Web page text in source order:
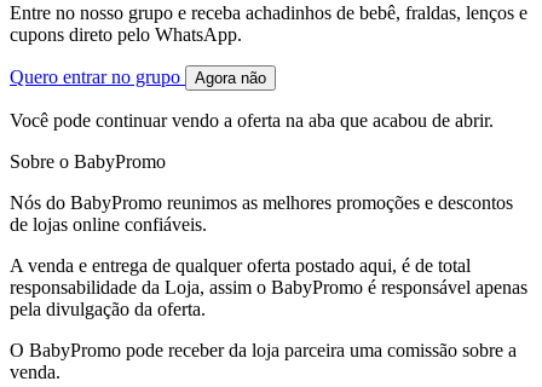
Entre no nosso grupo e receba achadinhos de bebê, fraldas, lenços e
cupons direto pelo WhatsApp.
Quero entrar no grupo Agora não
Você pode continuar vendo a oferta na aba que acabou de abrir.
Sobre o BabyPromo
Nós do BabyPromo reunimos as melhores promoções e descontos
de lojas online confiáveis.
A venda e entrega de qualquer oferta postado aqui, é de total
responsabilidade da Loja, assim o BabyPromo é responsável apenas
pela divulgação da oferta.
O BabyPromo pode receber da loja parceira uma comissão sobre a
venda.